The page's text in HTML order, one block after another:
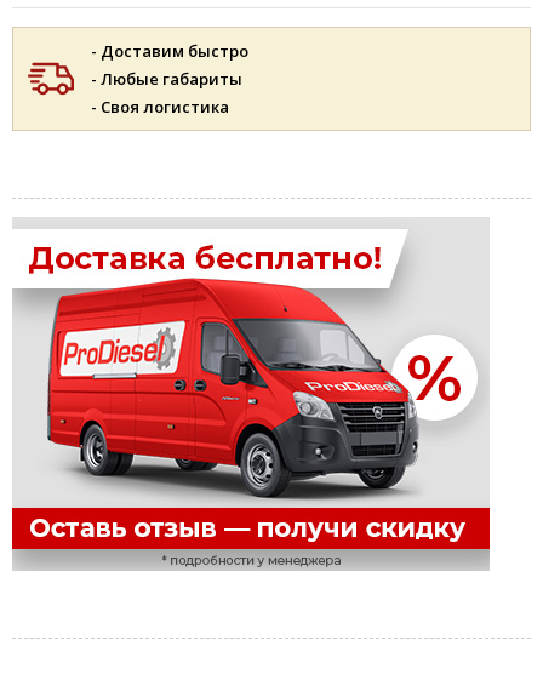
- Доставим быстро
- Любые габариты
- Своя логистика